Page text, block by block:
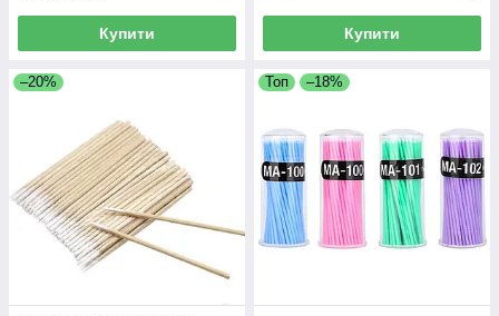
Купити Купити
–20% Топ –18%